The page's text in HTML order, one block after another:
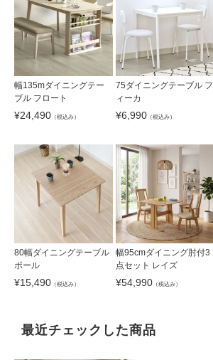
幅135mダイニングテー
ブル フロート
¥24,490 （税込み）
75ダイニングテーブル フ
ィーカ
¥6,990 （税込み）
80幅ダイニングテーブル
ポール
¥15,490 （税込み）
幅95cmダイニング肘付3
点セット レイズ
¥54,990 （税込み）
最近チェックした商品